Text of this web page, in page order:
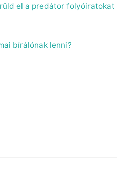
el a predátor folyóiratokat
bírálónak lenni?